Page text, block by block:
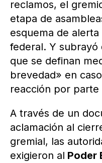
reclamos, el
etapa de
esquema de
federal. Y subrayó
que se definan
brevedad» en
reacción por
A través de un
aclamación al
gremial, las
exigieron al Poder